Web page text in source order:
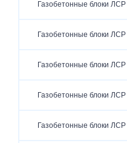
Газобетонные блоки
Газобетонные блоки
Газобетонные блоки
Газобетонные блоки
Газобетонные блоки